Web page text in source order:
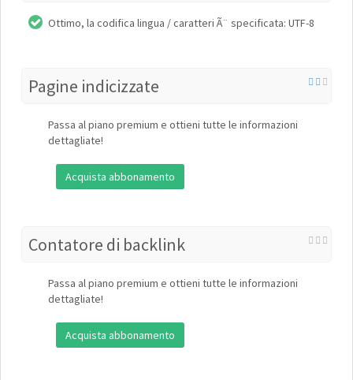
Ottimo, la codifica lingua / caratteri Ã¨ specificata: UTF-8
Pagine indicizzate
Passa al piano premium e ottieni tutte le informazioni
dettagliate!
Acquista abbonamento
Contatore di backlink
Passa al piano premium e ottieni tutte le informazioni
dettagliate!
Acquista abbonamento